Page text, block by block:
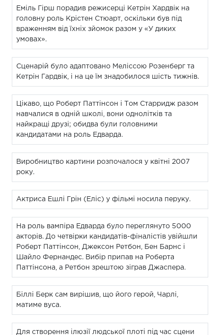
Еміль Гірш порадив режисерці Кетрін Хардвік на
головну роль Крістен Стюарт, оскільки був під
враженням від їхніх зйомок разом у «У диких
умовах».
Сценарій було адаптовано Меліссою Розенберг та
Кетрін Гардвік, і на це їм знадобилося шість тижнів.
Цікаво, що Роберт Паттінсон і Том Старридж разом
навчалися в одній школі, вони однолітків та
найкращі друзі; обидва були головними
кандидатами на роль Едварда.
Виробництво картини розпочалося у квітні 2007
року.
Актриса Ешлі Грін (Еліс) у фільмі носила перуку.
На роль вампіра Едварда було переглянуто 5000
акторів. До четвірки кандидатів-фіналістів увійшли
Роберт Паттінсон, Джексон Ретбон, Бен Барнс і
Шайло Фернандес. Вибір припав на Роберта
Паттінсона, а Ретбон зрештою зіграв Джаспера.
Біллі Берк сам вирішив, що його герой, Чарлі,
матиме вуса.
Для створення ілюзії людської плоті під час сцени